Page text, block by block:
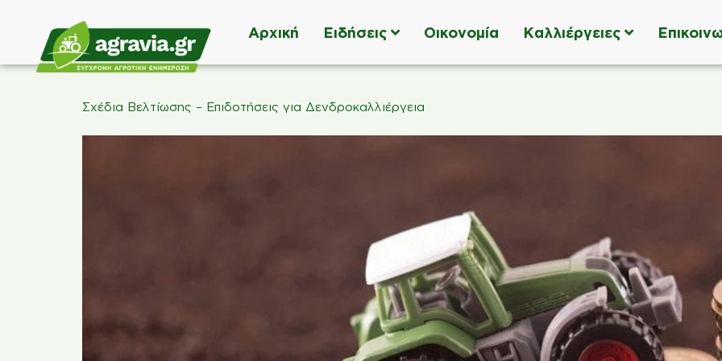
Αρχική Ειδήσεις Οικονομία Καλλιέργειες
Σχέδια Βελτίωσης – Επιδοτήσεις για Δενδροκαλλιέργεια